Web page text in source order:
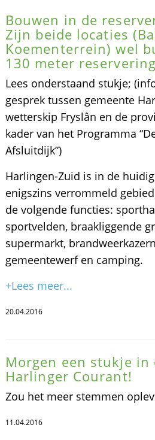
Bouwen in de
Zijn beide locaties
Koementerrein) wel
130 meter
Lees onderstaand stukje;
gesprek tussen gemeente
wetterskip Fryslân en de
kader van het Programma
Afsluitdijk”)
Harlingen-Zuid is in de
enigszins verrommeld
de volgende functies:
sportvelden, braakliggende
supermarkt,
gemeentewerf en camping.
+Lees meer...
20.04.2016
Morgen een stukje in
Harlinger Courant!
Zou het meer stemmen
11.04.2016